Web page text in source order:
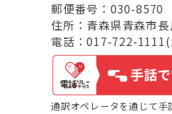
郵便番号：030-8570
住所：青森県青森市
電話：017-722-1111(
通訳オペレータを通じて手